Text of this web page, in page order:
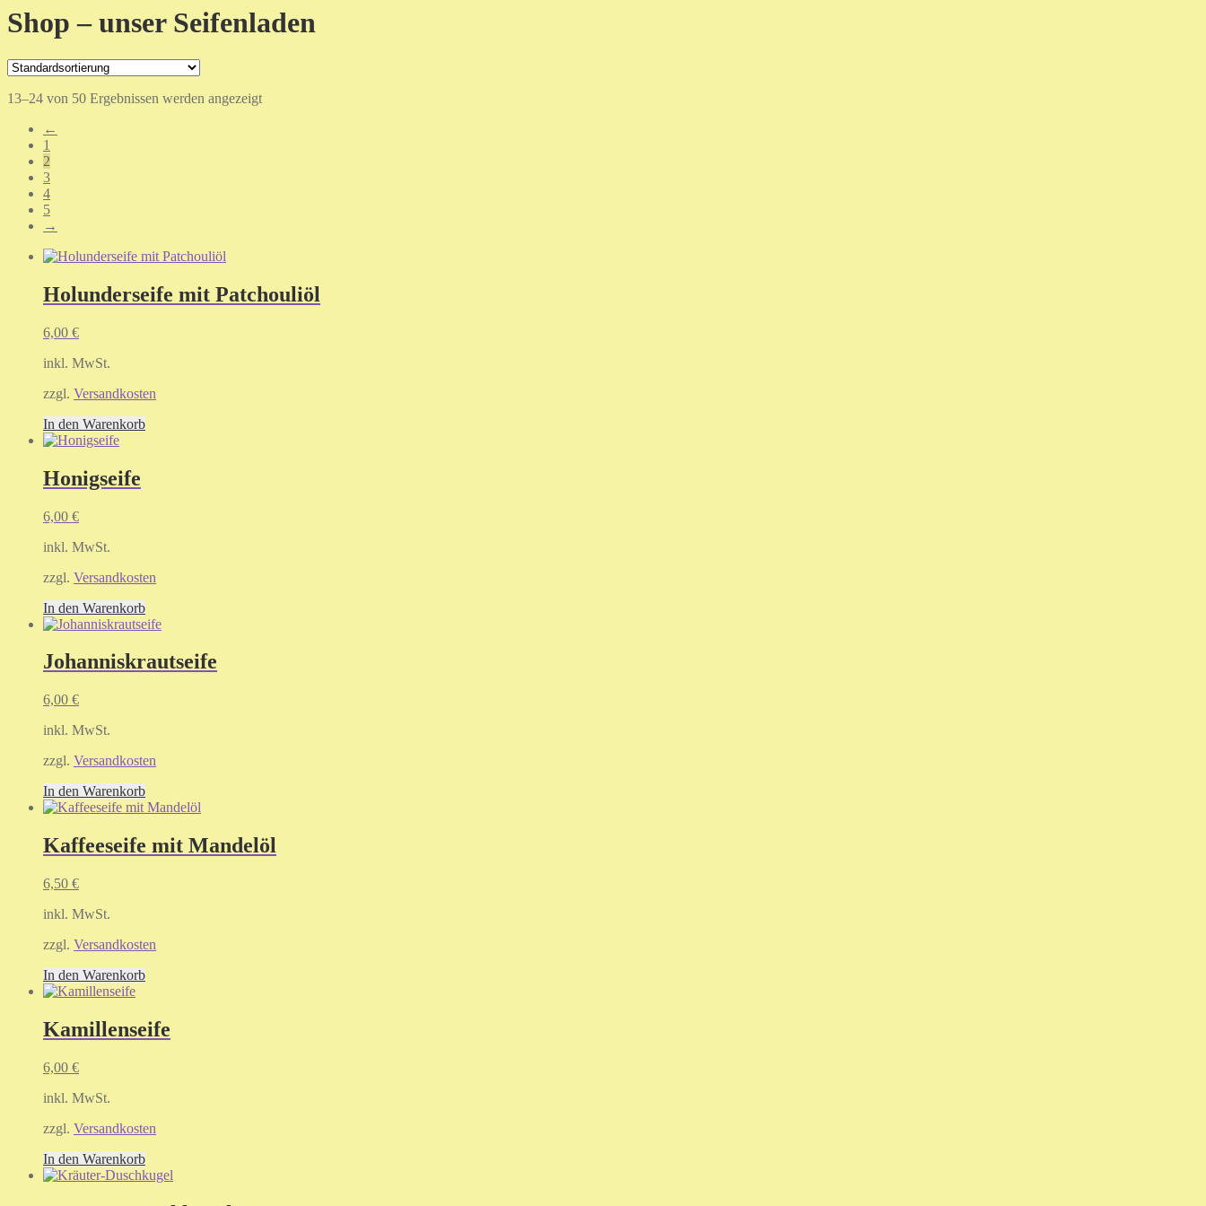
Shop – unser Seifenladen
13–24 von 50 Ergebnissen werden angezeigt
←
1
2
3
4
5
→
Holunderseife mit Patchouliöl
6,00 €
inkl. MwSt.
zzgl. Versandkosten
In den Warenkorb
Honigseife
6,00 €
inkl. MwSt.
zzgl. Versandkosten
In den Warenkorb
Johanniskrautseife
6,00 €
inkl. MwSt.
zzgl. Versandkosten
In den Warenkorb
Kaffeeseife mit Mandelöl
6,50 €
inkl. MwSt.
zzgl. Versandkosten
In den Warenkorb
Kamillenseife
6,00 €
inkl. MwSt.
zzgl. Versandkosten
In den Warenkorb